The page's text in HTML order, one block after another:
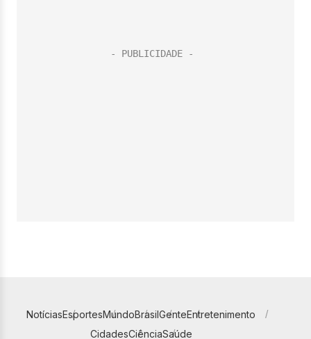
NotíciasEsportesMundoBrasilGenteEntretenimento
CidadesCiênciaSaúde